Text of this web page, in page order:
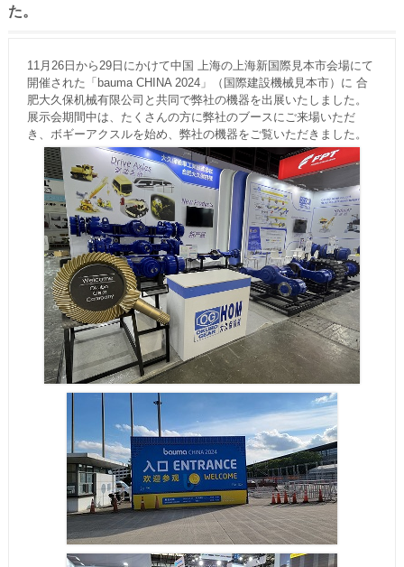
た。
11月26日から29日にかけて中国 上海の上海新国際見本市会場にて
開催された「bauma CHINA 2024」（国際建設機械見本市）に 合
肥大久保机械有限公司と共同で弊社の機器を出展いたしました。
展示会期間中は、たくさんの方に弊社のブースにご来場いただ
き、ボギーアクスルを始め、弊社の機器をご覧いただきました。